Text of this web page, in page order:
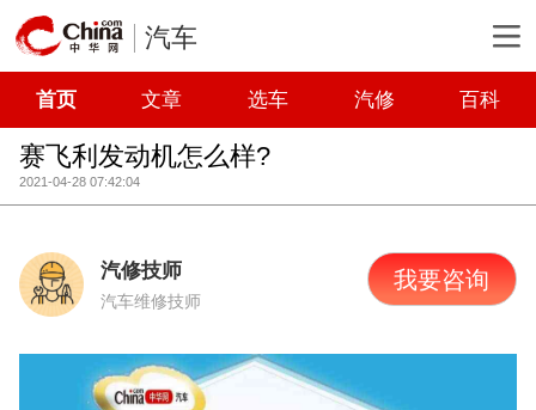
汽车
首页 文章 选车 汽修 百科
赛飞利发动机怎么样?
2021-04-28 07:42:04
汽修技师
汽车维修技师
我要咨询